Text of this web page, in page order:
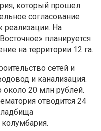
который прошел
согласование
реализации. На
планируется
на территории 12 га.
сетей и
и канализация.
около 20 млн рублей.
отводится 24
колумбария.